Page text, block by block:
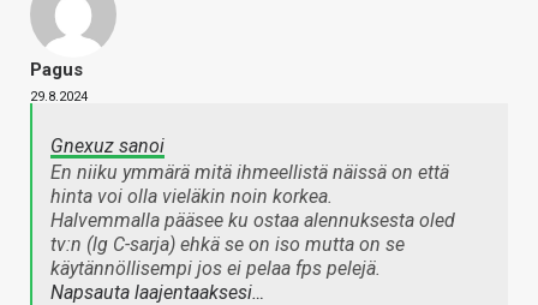
Pagus
29.8.2024
Gnexuz sanoi
En niiku ymmärä mitä ihmeellistä näissä on että
hinta voi olla vieläkin noin korkea.
Halvemmalla pääsee ku ostaa alennuksesta oled
tv:n (lg C-sarja) ehkä se on iso mutta on se
käytännöllisempi jos ei pelaa fps pelejä.
Napsauta laajentaaksesi…